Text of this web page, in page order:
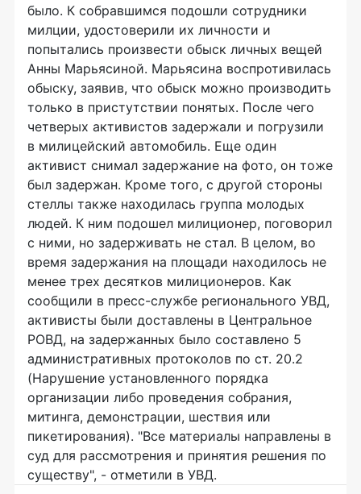
было. К собравшимся подошли сотрудники
милции, удостоверили их личности и
попытались произвести обыск личных вещей
Анны Марьясиной. Марьясина воспротивилась
обыску, заявив, что обыск можно производить
только в пристутствии понятых. После чего
четверых активистов задержали и погрузили
в милицейский автомобиль. Еще один
активист снимал задержание на фото, он тоже
был задержан. Кроме того, с другой стороны
стеллы также находилась группа молодых
людей. К ним подошел милиционер, поговорил
с ними, но задерживать не стал. В целом, во
время задержания на площади находилось не
менее трех десятков милиционеров. Как
сообщили в пресс-службе регионального УВД,
активисты были доставлены в Центральное
РОВД, на задержанных было составлено 5
административных протоколов по ст. 20.2
(Нарушение установленного порядка
организации либо проведения собрания,
митинга, демонстрации, шествия или
пикетирования). "Все материалы направлены в
суд для рассмотрения и принятия решения по
существу", - отметили в УВД.